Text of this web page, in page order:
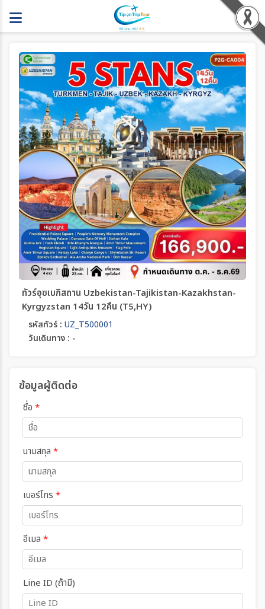
ทัวร์อุซเบกิสถาน Uzbekistan-Tajikistan-Kazakhstan-
Kyrgyzstan 14วัน 12คืน (T5,HY)
รหัสทัวร์ : UZ_T500001
วันเดินทาง : -
ข้อมูลผู้ติดต่อ
ชื่อ *
นามสกุล *
เบอร์โทร *
อีเมล *
Line ID (ถ้ามี)